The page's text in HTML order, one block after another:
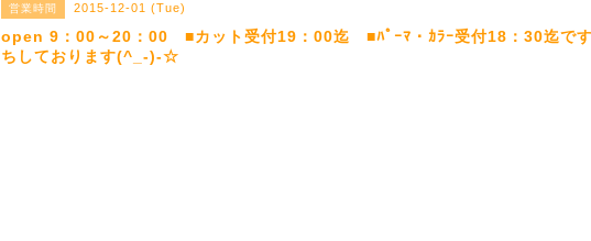
営業時間 2015-12-01 (Tue)
open 9：00～20：00 ■カット受付19：00迄 ■ﾊﾟｰﾏ・ｶﾗｰ受付18：30迄で
ちしております(^_-)-☆